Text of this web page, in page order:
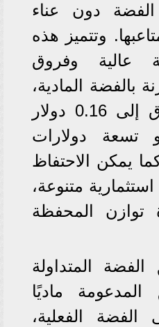
دون عناء
وتتميز هذه
عالية وفروق
بالفضة المادية،
حيث تصل الفروق إلى 0.16 دولار
تسعة دولارات
يمكن الاحتفاظ
متنوعة،
توازن المحفظة
المتداولة
ماديًا
الفعلية،